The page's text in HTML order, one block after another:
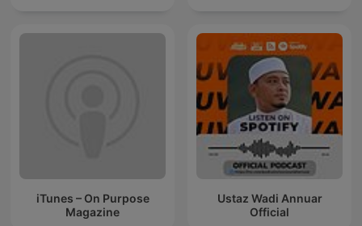
iTunes – On Purpose
Magazine
Ustaz Wadi Annuar
Official